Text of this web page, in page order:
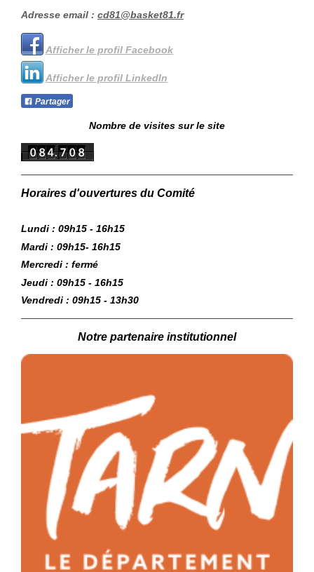
Adresse email : cd81@basket81.fr
Afficher le profil Facebook
Afficher le profil LinkedIn
Partager
Nombre de visites sur le site
Horaires d'ouvertures du Comité
Lundi : 09h15 - 16h15
Mardi : 09h15- 16h15
Mercredi : fermé
Jeudi : 09h15 - 16h15
Vendredi : 09h15 - 13h30
Notre partenaire institutionnel